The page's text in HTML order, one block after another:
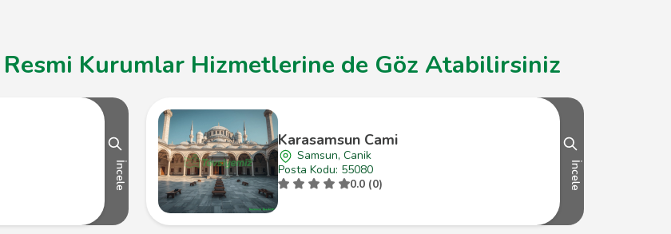
Kurumlar Hizmetlerine de Göz Atabilirsiniz
İncele
Karasamsun Cami
Samsun, Canik
Posta Kodu: 55080
0.0 (0)
İncele